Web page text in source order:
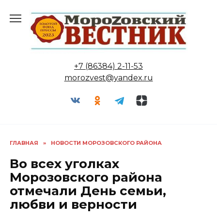
содержанию
+7 (86384) 2-11-53
morozvest@yandex.ru
ГЛАВНАЯ » НОВОСТИ МОРОЗОВСКОГО РАЙОНА
Во всех уголках
Морозовского района
отмечали День семьи,
любви и верности